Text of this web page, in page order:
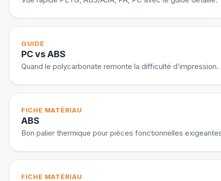
GUIDE
PC vs ABS
Quand le polycarbonate remonte la difficulté d’impression.
FICHE MATÉRIAU
ABS
Bon palier thermique pour pièces fonctionnelles
FICHE MATÉRIAU